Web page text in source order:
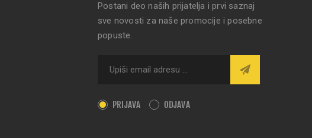
Postani deo naših prijatelja i prvi saznaj
sve novosti za naše promocije i posebne
popuste.
PRIJAVA ODJAVA